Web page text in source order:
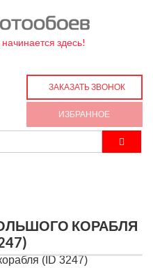
здесь!
ЗАКАЗАТЬ ЗВОНОК
ИЗБРАННОЕ
КОРАБЛЯ